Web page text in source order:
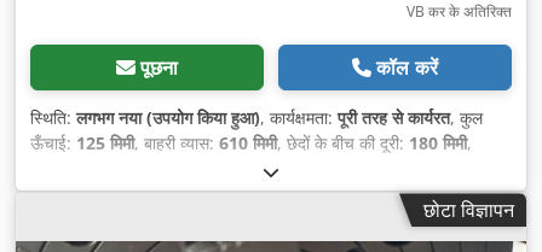
VB कर के अतिरिक्त
पूछना कॉल करें
स्थिति:लगभग नया (उपयोग किया हुआ), कार्यक्षमता:पूरी तरह से कार्यरत, कुल
ऊँचाई: 125 मिमी, बाहरी व्यास: 610 मिमी, छेदों के बीच की दूरी: 180 मिमी,
छोटा विज्ञापन